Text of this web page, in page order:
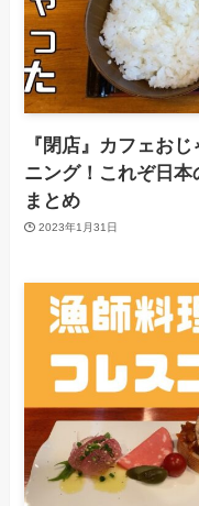
『閉店』カフェお
ニング！これぞ日
まとめ
2023年1月31日